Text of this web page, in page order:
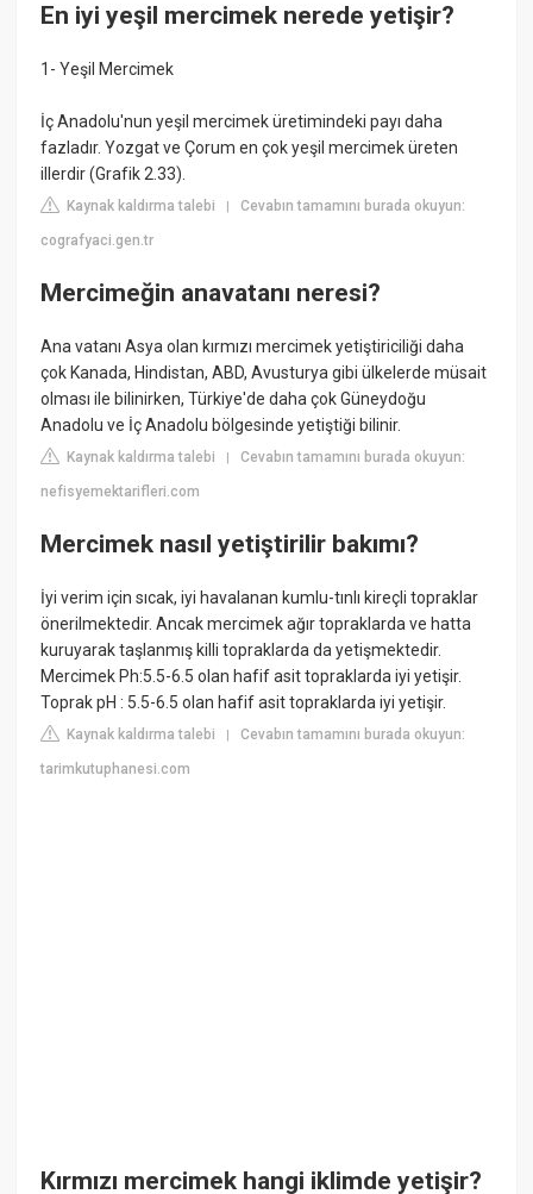
En iyi yeşil mercimek nerede yetişir?
1- Yeşil Mercimek
İç Anadolu'nun yeşil mercimek üretimindeki payı daha
fazladır. Yozgat ve Çorum en çok yeşil mercimek üreten
illerdir (Grafik 2.33).
Kaynak kaldırma talebi |Cevabın tamamını burada okuyun:
cografyaci.gen.tr
Mercimeğin anavatanı neresi?
Ana vatanı Asya olan kırmızı mercimek yetiştiriciliği daha
çok Kanada, Hindistan, ABD, Avusturya gibi ülkelerde müsait
olması ile bilinirken, Türkiye'de daha çok Güneydoğu
Anadolu ve İç Anadolu bölgesinde yetiştiği bilinir.
Kaynak kaldırma talebi |Cevabın tamamını burada okuyun:
nefisyemektarifleri.com
Mercimek nasıl yetiştirilir bakımı?
İyi verim için sıcak, iyi havalanan kumlu-tınlı kireçli topraklar
önerilmektedir. Ancak mercimek ağır topraklarda ve hatta
kuruyarak taşlanmış killi topraklarda da yetişmektedir.
Mercimek Ph:5.5-6.5 olan hafif asit topraklarda iyi yetişir.
Toprak pH : 5.5-6.5 olan hafif asit topraklarda iyi yetişir.
Kaynak kaldırma talebi |Cevabın tamamını burada okuyun:
tarimkutuphanesi.com
Kırmızı mercimek hangi iklimde yetişir?